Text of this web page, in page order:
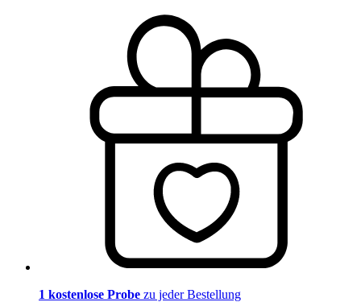
1 kostenlose Probe zu jeder Bestellung